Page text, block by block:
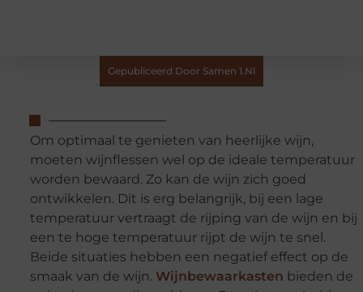
Gepubliceerd Door Samen 1.nl
Om optimaal te genieten van heerlijke wijn,
moeten wijnflessen wel op de ideale temperatuur
worden bewaard. Zo kan de wijn zich goed
ontwikkelen. Dit is erg belangrijk, bij een lage
temperatuur vertraagt de rijping van de wijn en bij
een te hoge temperatuur rijpt de wijn te snel.
Beide situaties hebben een negatief effect op de
smaak van de wijn. Wijnbewaarkasten bieden de